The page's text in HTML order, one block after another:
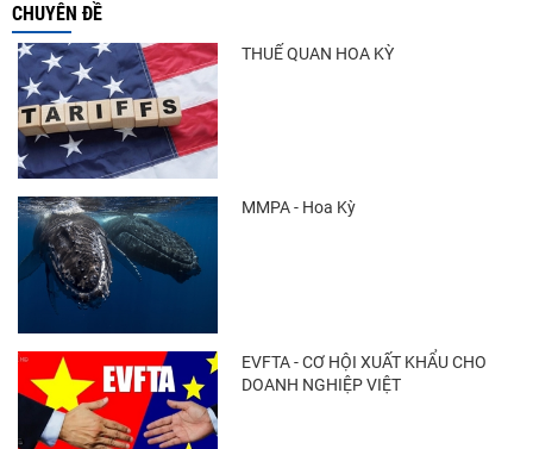
CHUYÊN ĐỀ
THUẾ QUAN HOA KỲ
MMPA - Hoa Kỳ
EVFTA - CƠ HỘI XUẤT KHẨU CHO
DOANH NGHIỆP VIỆT